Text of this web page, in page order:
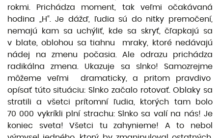
rokmi. Prichádza moment, tak veľmi očakávaná
hodina „H“. Je dážď, ľudia sú do nitky premočení,
nemajú kam sa uchýliť, kde sa skryť, čľapkajú sa
v blate, oblohou sa tiahnu mraky, ktoré nedávajú
nádej na zmenu počasia. Ale odrazu prichádza
radikálna zmena. Ukazuje sa slnko! Samozrejme
môžeme veľmi dramaticky, a pritom pravdivo
opísať túto situáciu: Slnko začalo rotovať. Oblaky sa
stratili a všetci prítomní ľudia, ktorých tam bolo
70 000 vykríkli plní strachu: Slnko sa valí na nás! Je
koniec sveta! Všetci tu zahynieme! A to nebol